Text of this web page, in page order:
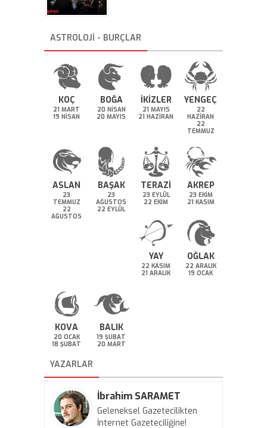
ASTROLOJİ - BURÇLAR
KOÇ
21 MART
19 NİSAN
BOĞA
20 NİSAN
20 MAYIS
İKİZLER
21 MAYIS
21 HAZİRAN
YENGEÇ
22
HAZİRAN
22
TEMMUZ
ASLAN
23
TEMMUZ
22
AĞUSTOS
BAŞAK
23
AĞUSTOS
22 EYLÜL
TERAZİ
23 EYLÜL
22 EKİM
AKREP
23 EKİM
21 KASIM
YAY
22 KASIM
21 ARALIK
OĞLAK
22 ARALIK
19 OCAK
KOVA
20 OCAK
18 ŞUBAT
BALIK
19 ŞUBAT
20 MART
YAZARLAR
İbrahim SARAMET
Geleneksel Gazetecilikten
İnternet Gazeteciliğine!